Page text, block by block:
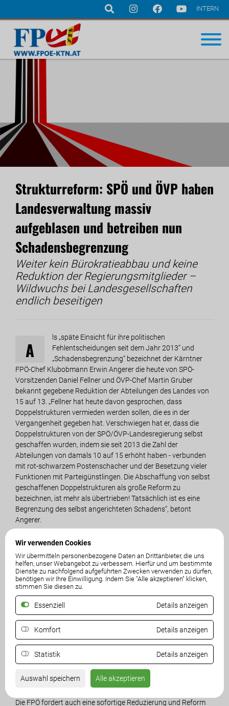
Navigation
überspringen
Wir verwenden Cookies
Wir übermitteln personenbezogene Daten an Drittanbieter, die uns
helfen, unser Webangebot zu verbessern. Hierfür und um bestimmte
Dienste zu nachfolgend aufgeführten Zwecken verwenden zu dürfen,
benötigen wir Ihre Einwilligung. Indem Sie "Alle akzeptieren" klicken,
stimmen Sie diesen zu.
Essenziell Details anzeigen
Komfort Details anzeigen
Statistik Details anzeigen
Auswahl speichern Alle akzeptieren
INTERN
Strukturreform: SPÖ und ÖVP haben
Landesverwaltung massiv
aufgeblasen und betreiben nun
Schadensbegrenzung
Weiter kein Bürokratieabbau und keine
Reduktion der Regierungsmitglieder –
Wildwuchs bei Landesgesellschaften
endlich beseitigen
A
ls „späte Einsicht für ihre politischen
Fehlentscheidungen seit dem Jahr 2013“ und
„Schadensbegrenzung“ bezeichnet der Kärntner
FPÖ-Chef Klubobmann Erwin Angerer die heute von SPÖ-
Vorsitzenden Daniel Fellner und ÖVP-Chef Martin Gruber
bekannt gegebene Reduktion der Abteilungen des Landes von
15 auf 13. „Fellner hat heute davon gesprochen, dass
Doppelstrukturen vermieden werden sollen, die es in der
Vergangenheit gegeben hat. Verschwiegen hat er, dass die
Doppelstrukturen von der SPÖ/ÖVP-Landesregierung selbst
geschaffen wurden, indem sie seit 2013 die Zahl der
Abteilungen von damals 10 auf 15 erhöht haben - verbunden
mit rot-schwarzem Postenschacher und der Besetzung vieler
Funktionen mit Parteigünstlingen. Die Abschaffung von selbst
geschaffenen Doppelstrukturen als große Reform zu
bezeichnen, ist mehr als übertrieben! Tatsächlich ist es eine
Begrenzung des selbst angerichteten Schadens“, betont
Angerer.
Von echten Strukturreformen oder dem seit langem von der
Wirtschaft geforderten Bürokratieabbau könne keine Rede
sein. „In den letzten zehn Jahren, in Zeiten niedriger Zinsen und
Hochkonjunktur, hätten SPÖ und ÖVP Reformschritte
umsetzen und Verwaltung und Bürokratie abbauen müssen –
gemacht haben sie das Gegenteil und die Landesverwaltung
aufgebläht“, kritisiert der FPÖ-Chef. Die FPÖ fordert seit vielen
Jahren die Reduktion der Abteilungen, ein Ende des
Postenschachers und die Verkleinerung der Landesregierung.
„Ein Regierungsbüro zu streichen wäre ein Zeichen gewesen,
dass man auch bereit ist, bei sich selbst zu sparen. Aber dazu
sind SPÖ und ÖVP nicht bereit, weil es einfacher ist, bei den
Bürgern zu sparen oder sie mit neuen Steuern und Abgaben
noch mehr zu belasten.“
Die FPÖ fordert auch eine sofortige Reduzierung und Reform